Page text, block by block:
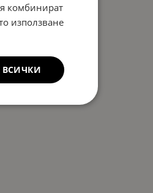
комбинират
използване
ВСИЧКИ